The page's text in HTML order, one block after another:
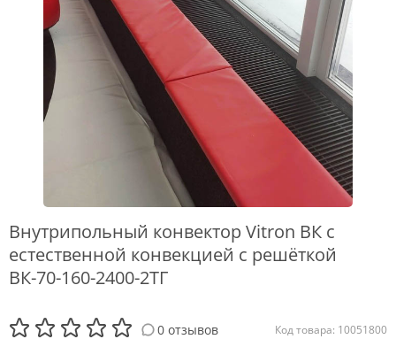
Внутрипольный конвектор Vitron ВК с
естественной конвекцией с решёткой
ВК-70-160-2400-2ТГ
0 отзывов Код товара: 10051800